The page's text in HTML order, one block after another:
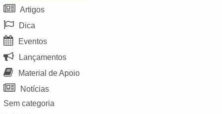
Artigos
Dica
Eventos
Lançamentos
Material de Apoio
Notícias
Sem categoria